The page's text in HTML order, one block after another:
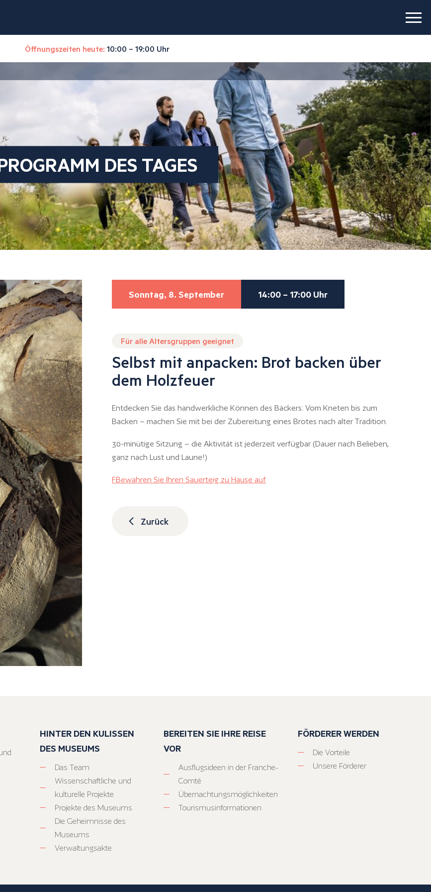
Öffnungszeiten heute: 10:00 – 19:00 Uhr
DES TAGES
Sonntag, 8. September 14:00 – 17:00 Uhr
Für alle Altersgruppen geeignet
Selbst mit anpacken: Brot backen über
dem Holzfeuer
Entdecken Sie das handwerkliche Können des Bäckers: Vom Kneten bis zum
Backen – machen Sie mit bei der Zubereitung eines Brotes nach alter Tradition.
30-minütige Sitzung – die Aktivität ist jederzeit verfügbar (Dauer nach Belieben,
ganz nach Lust und Laune!)
FBewahren Sie Ihren Sauerteig zu Hause auf
Zurück
HINTER DEN KULISSEN
DES MUSEUMS
Das Team
Wissenschaftliche und
kulturelle Projekte
Projekte des Museums
Die Geheimnisse des
Museums
Verwaltungsakte
BEREITEN SIE IHRE REISE
VOR
Ausflugsideen in der Franche-
Comté
Übernachtungsmöglichkeiten
Tourismusinformationen
FÖRDERER WERDEN
Die Vorteile
Unsere Förderer